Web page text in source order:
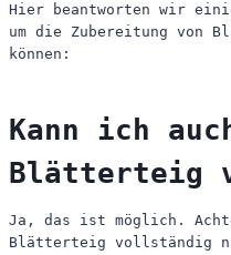
Hier beantworten wir
um die Zubereitung von
können:
Kann ich
Blätterteig
Ja, das ist möglich.
Blätterteig vollständig